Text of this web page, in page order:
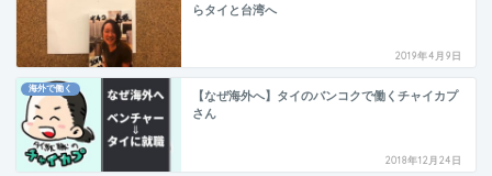
らタイと台湾へ
2019年4月9日
海外で働く
【なぜ海外へ】タイのバンコクで働くチャイカプ
さん
2018年12月24日